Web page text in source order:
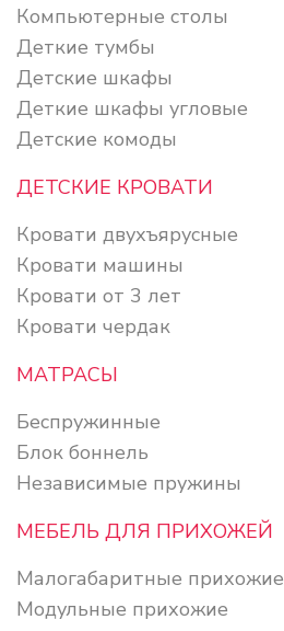
Компьютерные столы
Деткие тумбы
Детские шкафы
Деткие шкафы угловые
Детские комоды
ДЕТСКИЕ КРОВАТИ
Кровати двухъярусные
Кровати машины
Кровати от 3 лет
Кровати чердак
МАТРАСЫ
Беспружинные
Блок боннель
Независимые пружины
МЕБЕЛЬ ДЛЯ ПРИХОЖЕЙ
Малогабаритные прихожие
Модульные прихожие